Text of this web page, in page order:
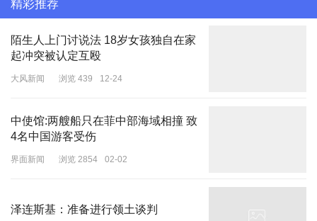
02 Giorgio Armani
精彩推荐
陌生人上门讨说法 18岁女孩独自在家
起冲突被认定互殴
大风新闻 浏览 439 12-24
中使馆:两艘船只在菲中部海域相撞 致
4名中国游客受伤
界面新闻 浏览 2854 02-02
泽连斯基：准备进行领土谈判